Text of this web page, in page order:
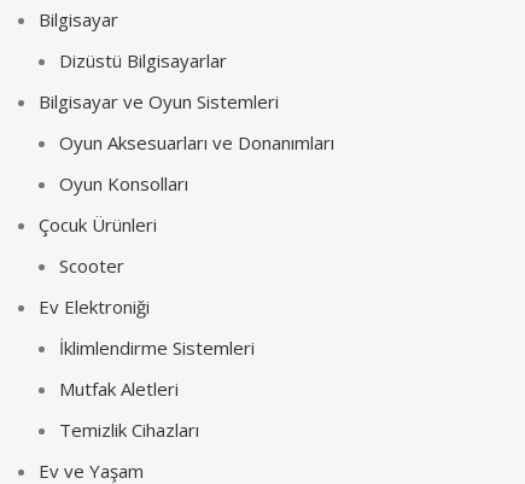
Bilgisayar
Dizüstü Bilgisayarlar
Bilgisayar ve Oyun Sistemleri
Oyun Aksesuarları ve Donanımları
Oyun Konsolları
Çocuk Ürünleri
Scooter
Ev Elektroniği
İklimlendirme Sistemleri
Mutfak Aletleri
Temizlik Cihazları
Ev ve Yaşam